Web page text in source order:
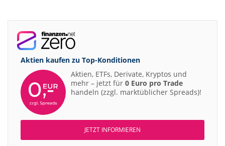
06:58
RATIONAL Buy
06:53
Henkel vz. Neutral
Merck Buy
06:49
Aurubis Neutral
06:49
Prosus Overweight
Befesa Buy
Carl Zeiss Meditec Underweight
Aktien kaufen zu Top-Konditionen
Aktien, ETFs, Derivate, Kryptos und
mehr – jetzt für 0 Euro pro Trade
handeln (zzgl. marktüblicher Spreads)!
JETZT INFORMIEREN